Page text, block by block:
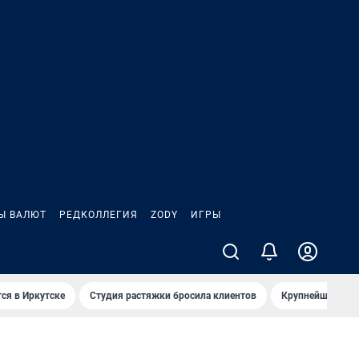
ВАЛЮТ РЕДКОЛЛЕГИЯ ZODY ИГРЫ
в Иркутске Студия растяжки бросила клиентов Крупнейшие